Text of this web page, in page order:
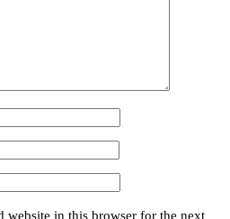
website in this browser for the next